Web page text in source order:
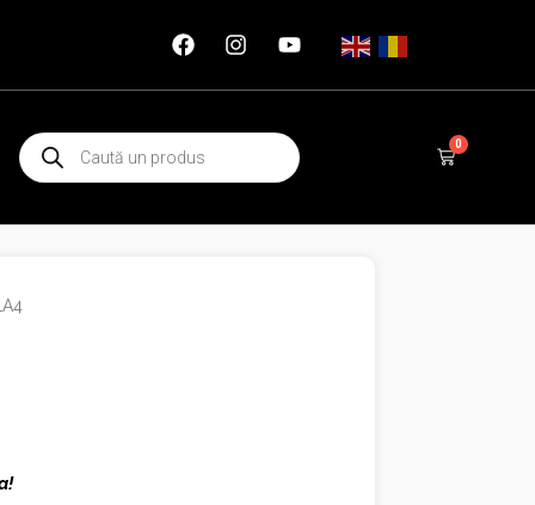
Products
search
0
Cart